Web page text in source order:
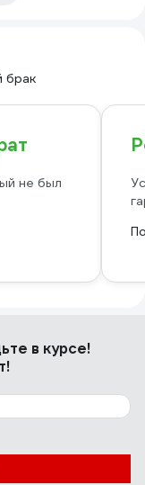
брак
не был
в курсе!